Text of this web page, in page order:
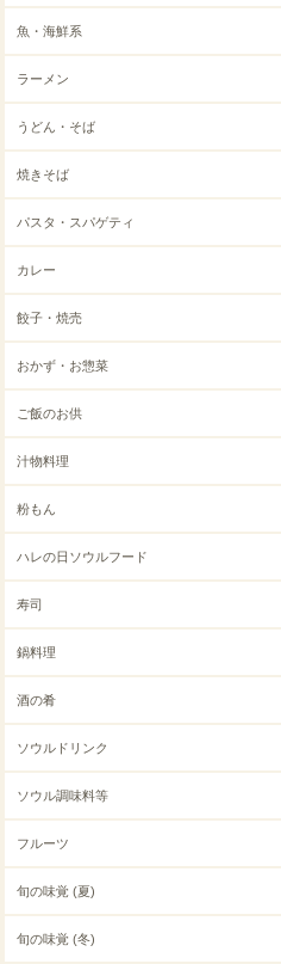
魚・海鮮系
ラーメン
うどん・そば
焼きそば
パスタ・スパゲティ
カレー
餃子・焼売
おかず・お惣菜
ご飯のお供
汁物料理
粉もん
ハレの日ソウルフード
寿司
鍋料理
酒の肴
ソウルドリンク
ソウル調味料等
フルーツ
旬の味覚 (夏)
旬の味覚 (冬)